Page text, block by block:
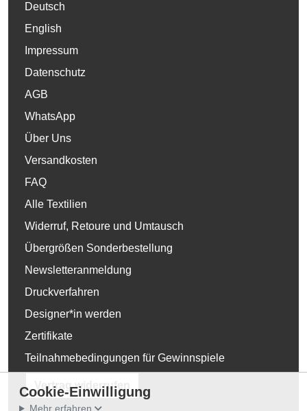
Deutsch
English
Impressum
Datenschutz
AGB
WhatsApp
Über Uns
Versandkosten
FAQ
Alle Textilien
Widerruf, Retoure und Umtausch
Übergrößen Sonderbestellung
Newsletteranmeldung
Druckverfahren
Designer*in werden
Zertifikate
Teilnahmebedingungen für Gewinnspiele
Vertrag widerrufen
Cookie-Einwilligung
Mehr erfahren